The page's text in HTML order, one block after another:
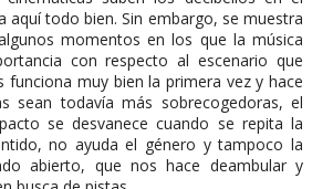
aquí todo bien. Sin embargo, se muestra
momentos en los que la música
con respecto al escenario que
funciona muy bien la primera vez y hace
sean todavía más sobrecogedoras, el
se desvanece cuando se repita la
no ayuda el género y tampoco la
abierto, que nos hace deambular y